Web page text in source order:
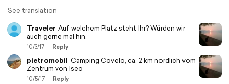
See translation
Traveler Auf welchem Platz steht Ihr? Würden wir
auch gerne mal hin.
10/3/17 Reply
pietromobil Camping Covelo, ca. 2 km nördlich vom
Zentrum von Iseo
10/5/17 Reply